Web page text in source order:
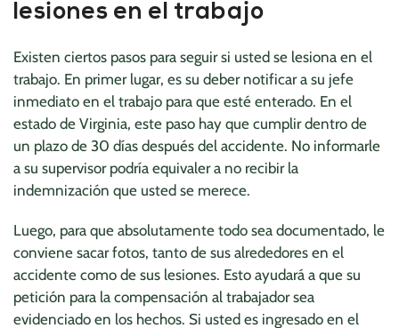
lesiones en el trabajo
Existen ciertos pasos para seguir si usted se lesiona en el
trabajo. En primer lugar, es su deber notificar a su jefe
inmediato en el trabajo para que esté enterado. En el
estado de Virginia, este paso hay que cumplir dentro de
un plazo de 30 días después del accidente. No informarle
a su supervisor podría equivaler a no recibir la
indemnización que usted se merece.
Luego, para que absolutamente todo sea documentado, le
conviene sacar fotos, tanto de sus alrededores en el
accidente como de sus lesiones. Esto ayudará a que su
petición para la compensación al trabajador sea
evidenciado en los hechos. Si usted es ingresado en el